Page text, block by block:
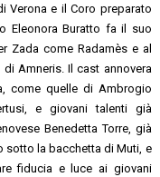
Verona e il Coro preparato
Eleonora Buratto fa il suo
Zada come Radamès e al
Amneris. Il cast annovera
come quelle di Ambrogio
e giovani talenti già
Benedetta Torre, già
sotto la bacchetta di Muti, e
fiducia e luce ai giovani